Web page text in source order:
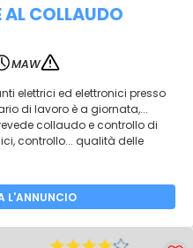
COLLAUDO
MAW
elettrici ed elettronici presso
di lavoro è a giornata,...
collaudo e controllo di
controllo... qualità delle
L'ANNUNCIO